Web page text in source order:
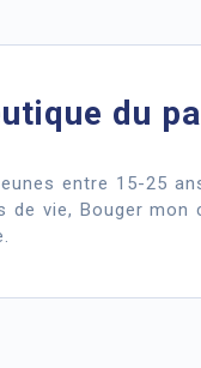
du
entre 15-25
vie, Bouger mon